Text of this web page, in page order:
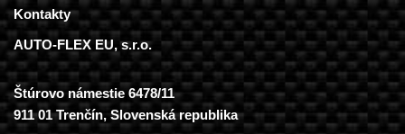
Kontakty
AUTO-FLEX EU, s.r.o.
Štúrovo námestie 6478/11
911 01 Trenčín, Slovenská republika